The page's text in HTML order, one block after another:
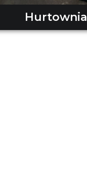
Hurtownia